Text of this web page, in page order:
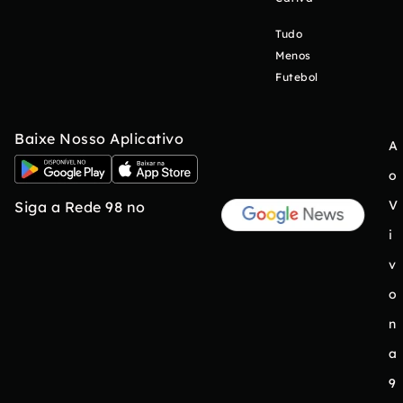
Tudo
Menos
Futebol
Baixe Nosso Aplicativo
Siga a Rede 98 no
A
o
V
i
v
o
n
a
9